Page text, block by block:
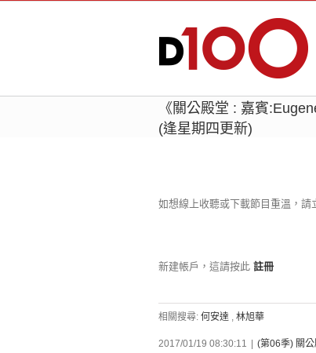
《關公殿堂 : 嘉賓
(逢星期四更新)
如想線上收聽或下載節目重溫，請
新建帳戶，這請按此 註冊
相關搜尋: 何安達 , 林旭華
2017/01/19 08:30:11 (第06季) 關